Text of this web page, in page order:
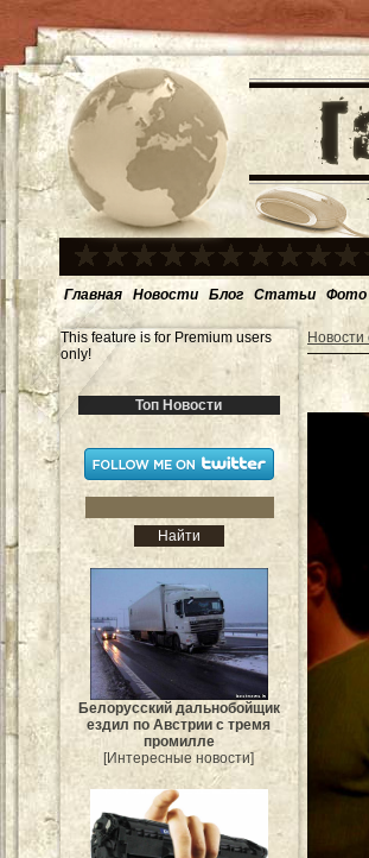
Главная Новости Блог Статьи Фото
This feature is for Premium users
only!
Топ Новости
Белорусский дальнобойщик
ездил по Австрии с тремя
промилле
[Интересные новости]
Новости